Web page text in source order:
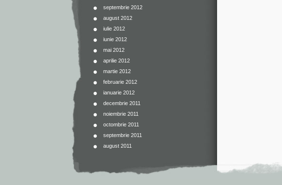
septembrie 2012
august 2012
iulie 2012
iunie 2012
mai 2012
aprilie 2012
martie 2012
februarie 2012
ianuarie 2012
decembrie 2011
noiembrie 2011
octombrie 2011
septembrie 2011
august 2011